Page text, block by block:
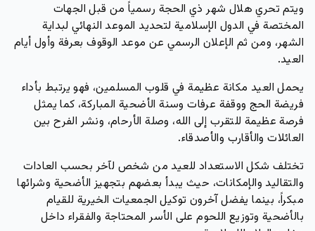
ويتم تحري هلال شهر ذي الحجة رسمياً من قبل الجهات
المختصة في الدول الإسلامية لتحديد الموعد النهائي لبداية
الشهر، ومن ثم الإعلان الرسمي عن موعد الوقوف بعرفة وأول أيام
العيد.
يحمل العيد مكانة عظيمة في قلوب المسلمين، فهو يرتبط بأداء
فريضة الحج ووقفة عرفات وسنة الأضحية المباركة، كما يمثل
فرصة عظيمة للتقرب إلى الله، وصلة الأرحام، ونشر الفرح بين
العائلات والأقارب والأصدقاء.
تختلف شكل الاستعداد للعيد من شخص لآخر بحسب العادات
والتقاليد والإمكانات، حيث يبدأ بعضهم بتجهيز الأضحية وشرائها
مبكراً، بينما يفضل آخرون توكيل الجمعيات الخيرية للقيام
بالأضحية وتوزيع اللحوم على الأسر المحتاجة والفقراء داخل